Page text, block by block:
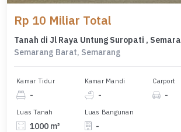
Rp 10 Miliar Total
Tanah di Jl Raya Untung Suropati ,
Semarang Barat, Semarang
Kamar Tidur
-
Kamar Mandi
-
Carport
-
Luas Tanah
1000 m²
Luas Bangunan
-